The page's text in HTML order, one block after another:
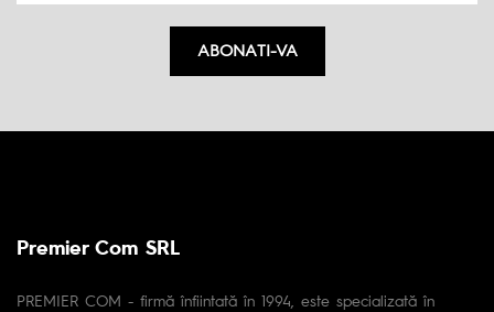
ABONATI-VA
Premier Com SRL
PREMIER COM - firmă înfiintată în 1994, este specializată în